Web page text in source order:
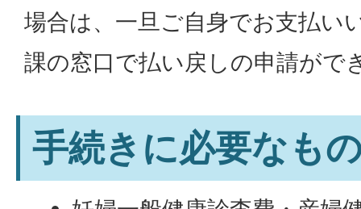
場合は、一旦ご自身でお支払い
課の窓口で払い戻しの申請がで
手続きに必要なも